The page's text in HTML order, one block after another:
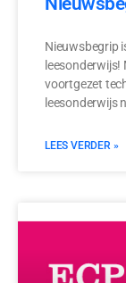
Nieuwsbegrip
leesonderwijs!
voortgezet
leesonderwijs
LEES VERDER »